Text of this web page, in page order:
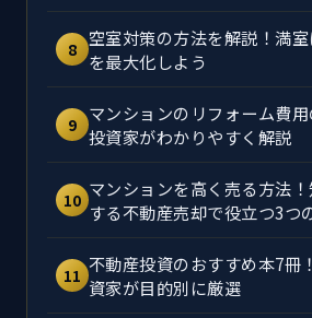
8 空室対策の方法を解説！満
を最大化しよう
9 マンションのリフォーム費
投資家がわかりやすく解説
10 マンションを高く売る方法
する不動産売却で役立つ3つ
11 不動産投資のおすすめ本7冊
資家が目的別に厳選